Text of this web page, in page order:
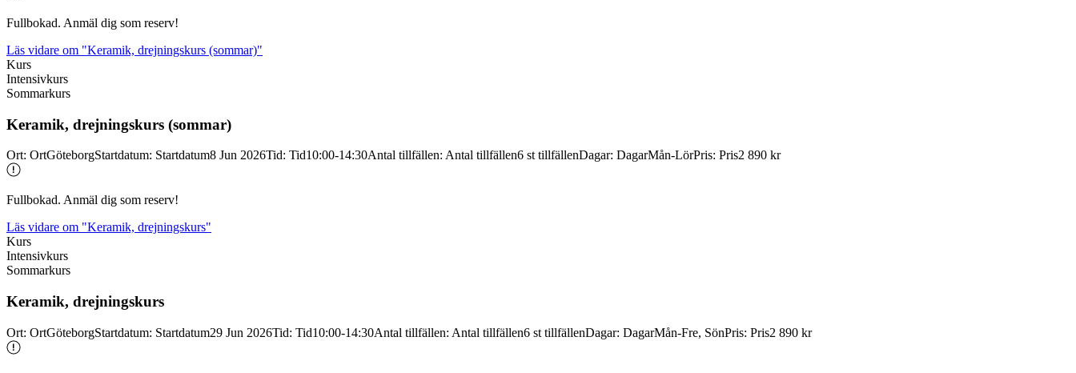
Fullbokad. Anmäl dig som reserv!
Läs vidare om "Keramik, drejningskurs (sommar)"
Kurs
Intensivkurs
Sommarkurs
Keramik, drejningskurs (sommar)
Ort: OrtGöteborgStartdatum: Startdatum8 Jun 2026Tid: Tid10:00-14:30Antal tillfällen: Antal tillfällen6 st tillfällenDagar: DagarMån-LörPris: Pris2 890 kr
Fullbokad. Anmäl dig som reserv!
Läs vidare om "Keramik, drejningskurs"
Kurs
Intensivkurs
Sommarkurs
Keramik, drejningskurs
Ort: OrtGöteborgStartdatum: Startdatum29 Jun 2026Tid: Tid10:00-14:30Antal tillfällen: Antal tillfällen6 st tillfällenDagar: DagarMån-Fre, SönPris: Pris2 890 kr